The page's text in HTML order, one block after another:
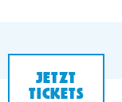
JETZT
TICKETS